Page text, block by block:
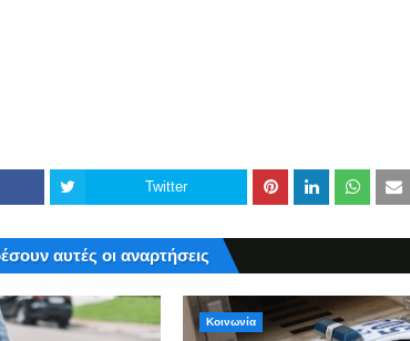
Twitter
αυτές οι αναρτήσεις
Κοινωνία